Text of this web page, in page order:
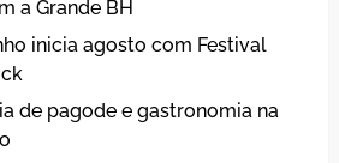
a Grande BH
inicia agosto com Festival
de pagode e gastronomia na